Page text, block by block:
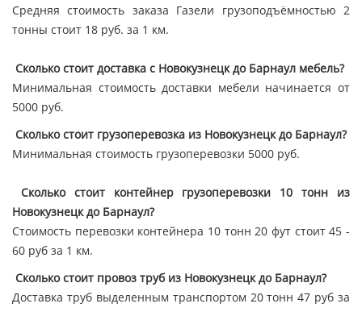
Средняя стоимость заказа Газели грузоподъёмностью 2
тонны стоит 18 руб. за 1 км.
Сколько стоит доставка с Новокузнецк до Барнаул мебель?
Минимальная стоимость доставки мебели начинается от
5000 руб.
Сколько стоит грузоперевозка из Новокузнецк до Барнаул?
Минимальная стоимость грузоперевозки 5000 руб.
Сколько стоит контейнер грузоперевозки 10 тонн из
Новокузнецк до Барнаул?
Стоимость перевозки контейнера 10 тонн 20 фут стоит 45 -
60 руб за 1 км.
Сколько стоит провоз труб из Новокузнецк до Барнаул?
Доставка труб выделенным транспортом 20 тонн 47 руб за